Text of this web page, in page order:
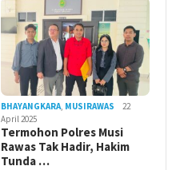
BHAYANGKARA, MUSIRAWAS
22
April 2025
Termohon Polres Musi
Rawas Tak Hadir, Hakim
Tunda …